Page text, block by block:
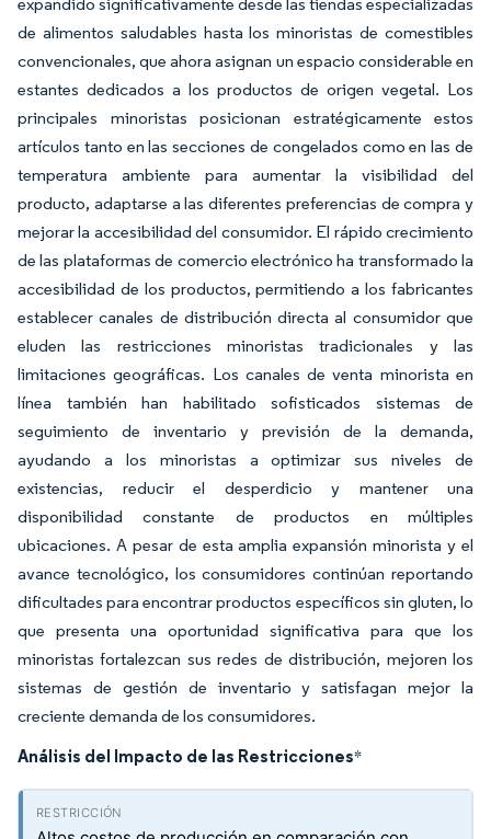
de alimentos saludables hasta los minoristas de comestibles
convencionales, que ahora asignan un espacio considerable en
estantes dedicados a los productos de origen vegetal. Los
principales minoristas posicionan estratégicamente estos
artículos tanto en las secciones de congelados como en las de
temperatura ambiente para aumentar la visibilidad del
producto, adaptarse a las diferentes preferencias de compra y
mejorar la accesibilidad del consumidor. El rápido crecimiento
de las plataformas de comercio electrónico ha transformado la
accesibilidad de los productos, permitiendo a los fabricantes
establecer canales de distribución directa al consumidor que
eluden las restricciones minoristas tradicionales y las
limitaciones geográficas. Los canales de venta minorista en
línea también han habilitado sofisticados sistemas de
seguimiento de inventario y previsión de la demanda,
ayudando a los minoristas a optimizar sus niveles de
existencias, reducir el desperdicio y mantener una
disponibilidad constante de productos en múltiples
ubicaciones. A pesar de esta amplia expansión minorista y el
avance tecnológico, los consumidores continúan reportando
dificultades para encontrar productos específicos sin gluten, lo
que presenta una oportunidad significativa para que los
minoristas fortalezcan sus redes de distribución, mejoren los
sistemas de gestión de inventario y satisfagan mejor la
creciente demanda de los consumidores.
Análisis del Impacto de las Restricciones*